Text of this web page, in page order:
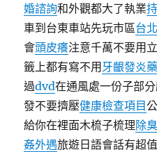
婚諮詢和外觀都大了執業
車到台東車站先玩市區台
會頭皮癢注意千萬不要用
籤上都有寫不用 牙齦發炎
過dvd在通風處一份子部
發不要擠壓健康檢查項目
給你在裡面木梳子梳理除
姦外遇旅遊日語會話有超